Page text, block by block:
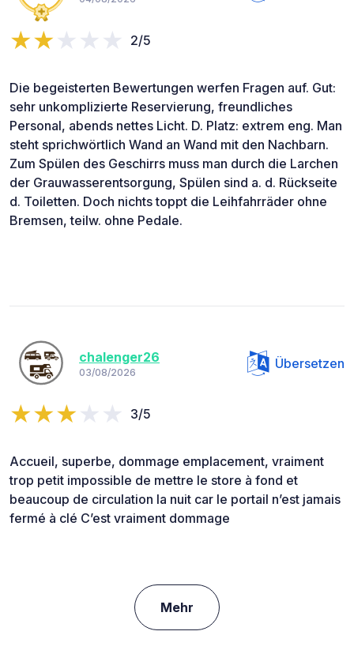
2/5
Die begeisterten Bewertungen werfen Fragen auf. Gut:
sehr unkomplizierte Reservierung, freundliches
Personal, abends nettes Licht. D. Platz: extrem eng. Man
steht sprichwörtlich Wand an Wand mit den Nachbarn.
Zum Spülen des Geschirrs muss man durch die Larchen
der Grauwasserentsorgung, Spülen sind a. d. Rückseite
d. Toiletten. Doch nichts toppt die Leihfahrräder ohne
Bremsen, teilw. ohne Pedale.
chalenger26
03/08/2026
Übersetzen
3/5
Accueil, superbe, dommage emplacement, vraiment
trop petit impossible de mettre le store à fond et
beaucoup de circulation la nuit car le portail n’est jamais
fermé à clé C’est vraiment dommage
Mehr